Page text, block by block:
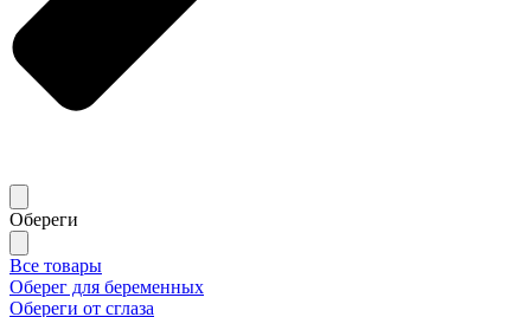
Обереги
Все товары
Оберег для беременных
Обереги от сглаза